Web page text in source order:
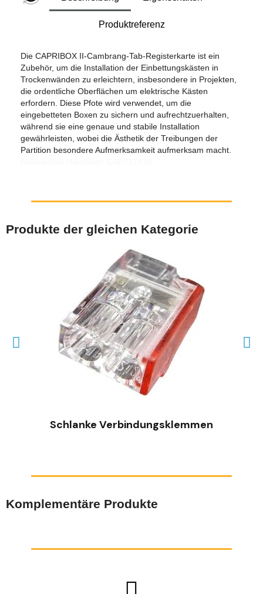
Produktreferenz
Die CAPRIBOX II-Cambrang-Tab-Registerkarte ist ein
Zubehör, um die Installation der Einbettungskästen in
Trockenwänden zu erleichtern, insbesondere in Projekten,
die ordentliche Oberflächen um elektrische Kästen
erfordern. Diese Pfote wird verwendet, um die
eingebetteten Boxen zu sichern und aufrechtzuerhalten,
während sie eine genaue und stabile Installation
gewährleisten, wobei die Ästhetik der Treibungen der
Partition besondere Aufmerksamkeit aufmerksam macht.
Produkte der gleichen Kategorie
SCHNELLANSICHT
Schlanke Verbindungsklemmen
Komplementäre Produkte